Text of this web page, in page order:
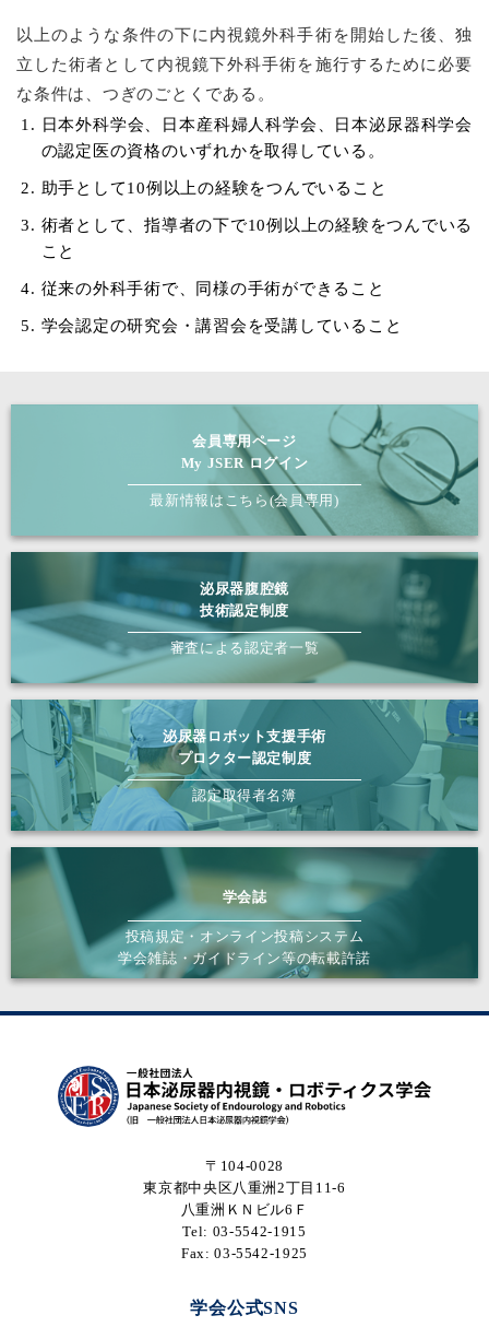
以上のような条件の下に内視鏡外科手術を開始した後、独
立した術者として内視鏡下外科手術を施行するために必要
な条件は、つぎのごとくである。
日本外科学会、日本産科婦人科学会、日本泌尿器科学会
の認定医の資格のいずれかを取得している。
助手として10例以上の経験をつんでいること
術者として、指導者の下で10例以上の経験をつんでいる
こと
従来の外科手術で、同様の手術ができること
学会認定の研究会・講習会を受講していること
会員専用ページ
My JSER ログイン
最新情報はこちら(会員専用)
泌尿器腹腔鏡
技術認定制度
審査による認定者一覧
泌尿器ロボット支援手術
プロクター認定制度
認定取得者名簿
学会誌
投稿規定・オンライン投稿システム
学会雑誌・ガイドライン等の転載許諾
〒104-0028
東京都中央区八重洲2丁目11-6
八重洲ＫＮビル6Ｆ
Tel: 03-5542-1915
Fax: 03-5542-1925
学会公式SNS